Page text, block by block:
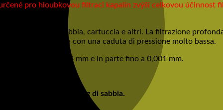
pro hloubkovou filtraci kapalin zvýší celkovou
filtri a sabbia, cartuccia e altri. La filtrazione
funziona con una caduta di pressione molto bassa.
sporco fino a 0,003 mm e in parte fino a 0,001 mm.
20-25 kg di sabbia.